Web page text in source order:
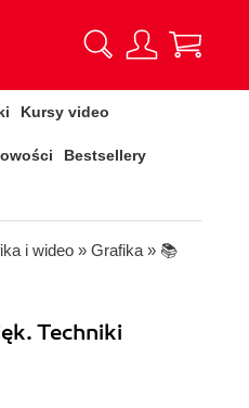
Kursy video
Bestsellery
i wideo » Grafika » 📚
Techniki